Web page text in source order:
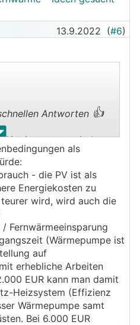
13.9.2022 (#6)
.
Antworten 👍
eingezogen sind, war
haben uns dann
und wie
im Haus hat, fällt
wenn man sich eine
wenn so eine
25.000 kostet
darauf eine
laufen zu lassen?
als
- die PV ist als
Energiekosten zu
wird, wird auch die
Fernwärmeeinsparung
(Wärmepumpe ist
auf
erhebliche Arbeiten
EUR kann man damit
Heizsystem (Effizienz
Wärmepumpe samt
Bei 6.000 EUR